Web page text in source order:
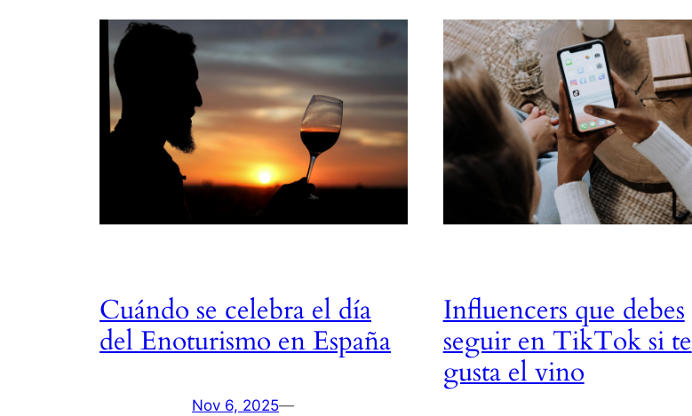
Cuándo se celebra el día
del Enoturismo en España
Nov 6, 2025—
Influencers que debes
seguir en TikTok si te
gusta el vino